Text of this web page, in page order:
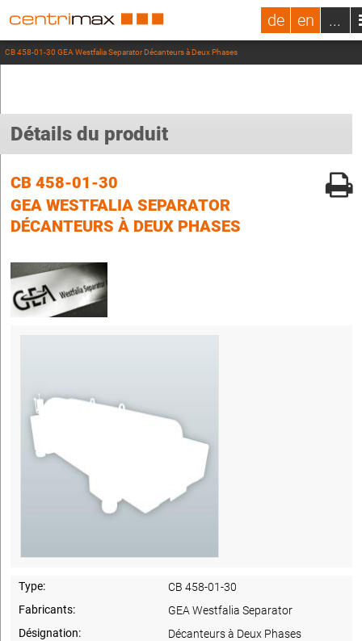
de en ...
CB 458-01-30 GEA Westfalia Separator Décanteurs à Deux Phases
Détails du produit
CB 458-01-30
GEA WESTFALIA SEPARATOR
DÉCANTEURS À DEUX PHASES
Type:
CB 458-01-30
Fabricants:
GEA Westfalia Separator
Désignation:
Décanteurs à Deux Phases